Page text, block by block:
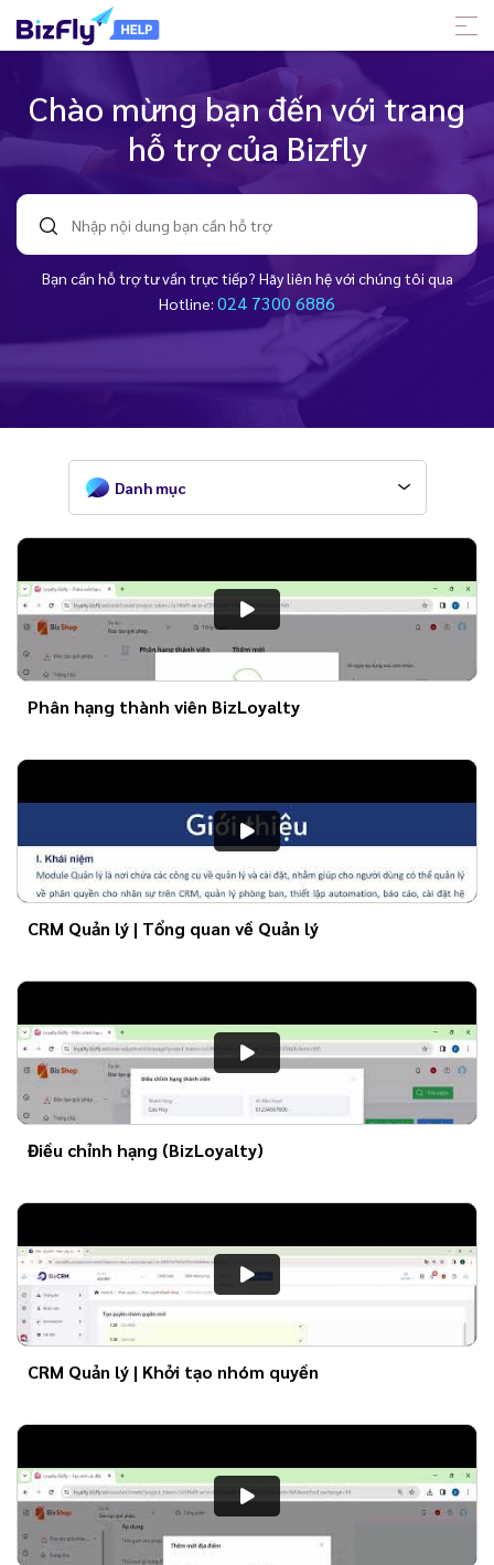
Chào mừng bạn đến với trang
hỗ trợ của Bizfly
Bạn cần hỗ trợ tư vấn trực tiếp? Hãy liên hệ với chúng tôi qua
Hotline: 024 7300 6886
Danh mục
Phân hạng thành viên BizLoyalty
CRM Quản lý | Tổng quan về Quản lý
Điều chỉnh hạng (BizLoyalty)
CRM Quản lý | Khởi tạo nhóm quyền